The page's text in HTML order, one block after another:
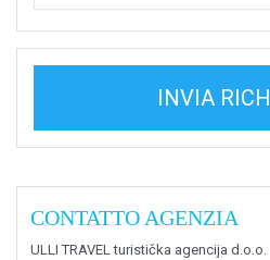
INVIA
CONTATTO AGENZIA
ULLI TRAVEL turistička agencija d.o.o.